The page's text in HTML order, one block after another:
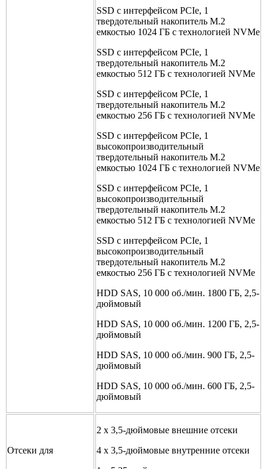
SSD с интерфейсом PCIe, 1
твердотельный накопитель M.2
емкостью 1024 ГБ с технологией NVMe
SSD с интерфейсом PCIe, 1
твердотельный накопитель M.2
емкостью 512 ГБ с технологией NVMe
SSD с интерфейсом PCIe, 1
твердотельный накопитель M.2
емкостью 256 ГБ с технологией NVMe
SSD с интерфейсом PCIe, 1
высокопроизводительный
твердотельный накопитель M.2
емкостью 1024 ГБ с технологией NVMe
SSD с интерфейсом PCIe, 1
высокопроизводительный
твердотельный накопитель M.2
емкостью 512 ГБ с технологией NVMe
SSD с интерфейсом PCIe, 1
высокопроизводительный
твердотельный накопитель M.2
емкостью 256 ГБ с технологией NVMe
HDD SAS, 10 000 об./мин. 1800 ГБ, 2,5-
дюймовый
HDD SAS, 10 000 об./мин. 1200 ГБ, 2,5-
дюймовый
HDD SAS, 10 000 об./мин. 900 ГБ, 2,5-
дюймовый
HDD SAS, 10 000 об./мин. 600 ГБ, 2,5-
дюймовый
Отсеки для
2 x 3,5-дюймовые внешние отсеки
4 x 3,5-дюймовые внутренние отсеки